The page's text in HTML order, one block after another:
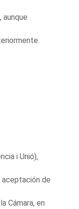
aunque
i Unió),
aceptación de
Cámara, en